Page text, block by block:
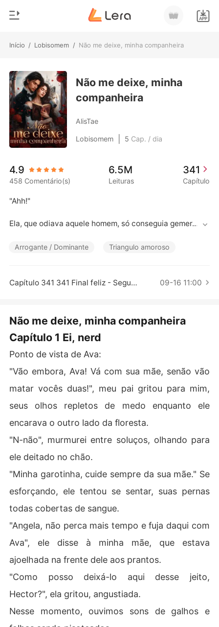
Início / Lobisomem / Não me deixe, minha companheira
Loja
Histórico
Sair
Baixar App
Gênero
Moderno
Lobisomem
Contos
Bilionários
Contos Curtos
Não me deixe, minha
companheira
AlisTae
Lobisomem 5 Cap. / dia
4.9
458 Comentário(s)
6.5M
Leituras
341
Capítulo
"Ahh!"
Ela, que odiava aquele homem, só conseguia gemer.
As mãos do homem percorreram todo o corpo dela.
u vestido. Em segundos, ela ficou com as costas e a cin
O homem moveu os dedos sobre as costas nuas dela e
eiro, os toques causando arrepios na sua espinha.
mais dele. Toda vez que você tocar outro homem, tudo
o que conseguirá pensar será em mim."
----
ela porque achavam que ela era feia e pouco atraente.
Ela amava secretamente um bad boy, Ian Dawson, o fu
turo Alfa de uma matilha.
Porém, Ian não se importava com regras ou leis e só gos
tava de flertar com garotas.
Ava não sabia da arrogância de Ian até que seu destino
se entrelaçou com o do jovem, que a negligenciou e a
machucou profundamente.
O que aconteceria quando Ava se tornasse uma beldad
e capaz de conquistar qualquer garoto? Ao vê-la, Ian se
arrependeria de suas decisões?
Arrogante / Dominante Triangulo amoroso
Capítulo 341 341 Final feliz - Segunda parte 09-16 11:00
Não me deixe, minha companheira
Capítulo 1 Ei, nerd
Ponto de vista de Ava:
"Vão embora, Ava! Vá com sua mãe, senão vão
matar vocês duas!", meu pai gritou para mim,
seus olhos repletos de medo enquanto ele
encarava o outro lado da floresta.
"N-não", murmurei entre soluços, olhando para
ele deitado no chão.
"Minha garotinha, cuide sempre da sua mãe." Se
esforçando, ele tentou se sentar, suas pernas
todas cobertas de sangue.
"Angela, não perca mais tempo e fuja daqui com
Ava", ele disse à minha mãe, que estava
ajoelhada na frente dele aos prantos.
"Como posso deixá-lo aqui desse jeito,
Hector?", ela gritou, angustiada.
Nesse momento, ouvimos sons de galhos e